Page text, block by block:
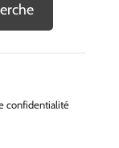
confidentialité